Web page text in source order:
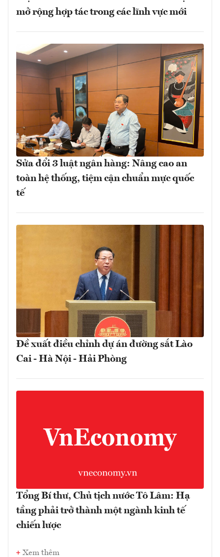
mở rộng hợp tác trong các lĩnh vực mới
Sửa đổi 3 luật ngân hàng: Nâng cao an
toàn hệ thống, tiệm cận chuẩn mực quốc
tế
Đề xuất điều chỉnh dự án đường sắt Lào
Cai - Hà Nội - Hải Phòng
Tổng Bí thư, Chủ tịch nước Tô Lâm: Hạ
tầng phải trở thành một ngành kinh tế
chiến lược
Xem thêm